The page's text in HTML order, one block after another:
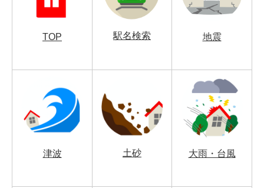
TOP 駅名検索 地震
津波 土砂 大雨・台風